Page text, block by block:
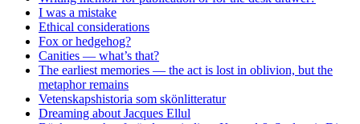
I was a mistake
Ethical considerations
Fox or hedgehog?
Canities — what’s that?
The earliest memories — the act is lost in oblivion, but the
metaphor remains
Vetenskapshistoria som skönlitteratur
Dreaming about Jacques Ellul